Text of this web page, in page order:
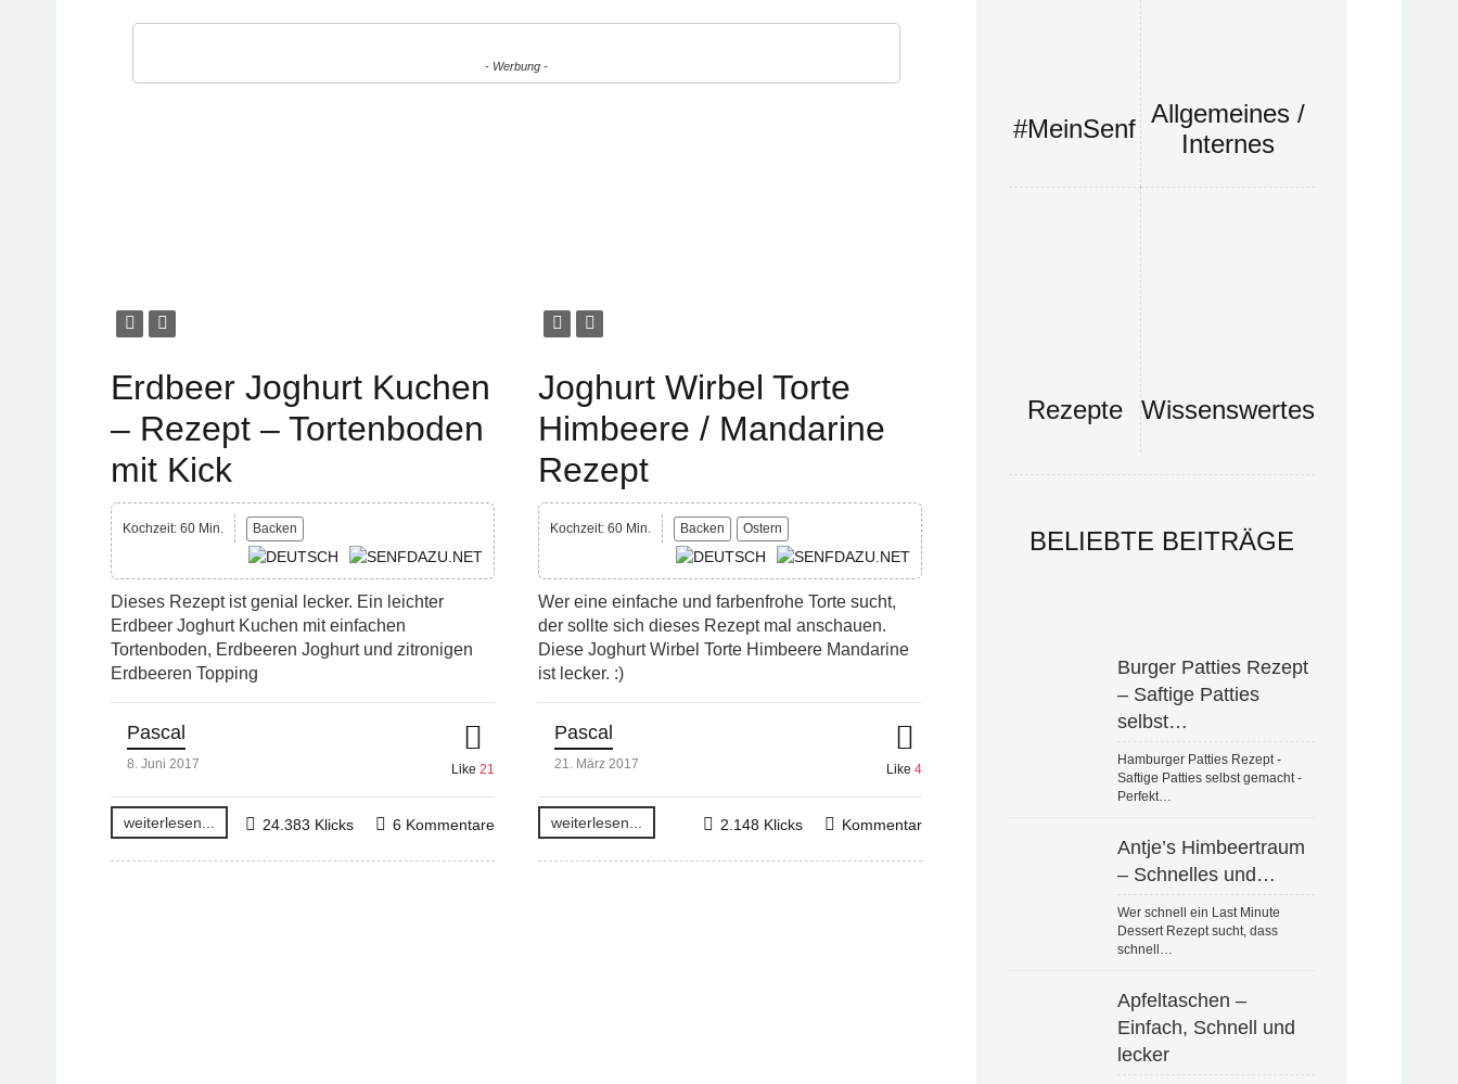
- Werbung -
Erdbeer Joghurt Kuchen
– Rezept – Tortenboden
mit Kick
Kochzeit: 60 Min. Backen
Dieses Rezept ist genial lecker. Ein leichter
Erdbeer Joghurt Kuchen mit einfachen
Tortenboden, Erdbeeren Joghurt und zitronigen
Erdbeeren Topping
Pascal
8. Juni 2017 Like 21
weiterlesen... 6 Kommentare
24.383 Klicks
Joghurt Wirbel Torte
Himbeere / Mandarine
Rezept
Kochzeit: 60 Min. Backen Ostern
Wer eine einfache und farbenfrohe Torte sucht,
der sollte sich dieses Rezept mal anschauen.
Diese Joghurt Wirbel Torte Himbeere Mandarine
ist lecker. :)
Pascal
21. März 2017 Like 4
weiterlesen... Kommentar
2.148 Klicks
#MeinSenf
Allgemeines /
Internes
Rezepte Wissenswertes
BELIEBTE BEITRÄGE
Burger Patties Rezept
– Saftige Patties
selbst…
Hamburger Patties Rezept -
Saftige Patties selbst gemacht -
Perfekt…
Antje’s Himbeertraum
– Schnelles und…
Wer schnell ein Last Minute
Dessert Rezept sucht, dass
schnell…
Apfeltaschen –
Einfach, Schnell und
lecker